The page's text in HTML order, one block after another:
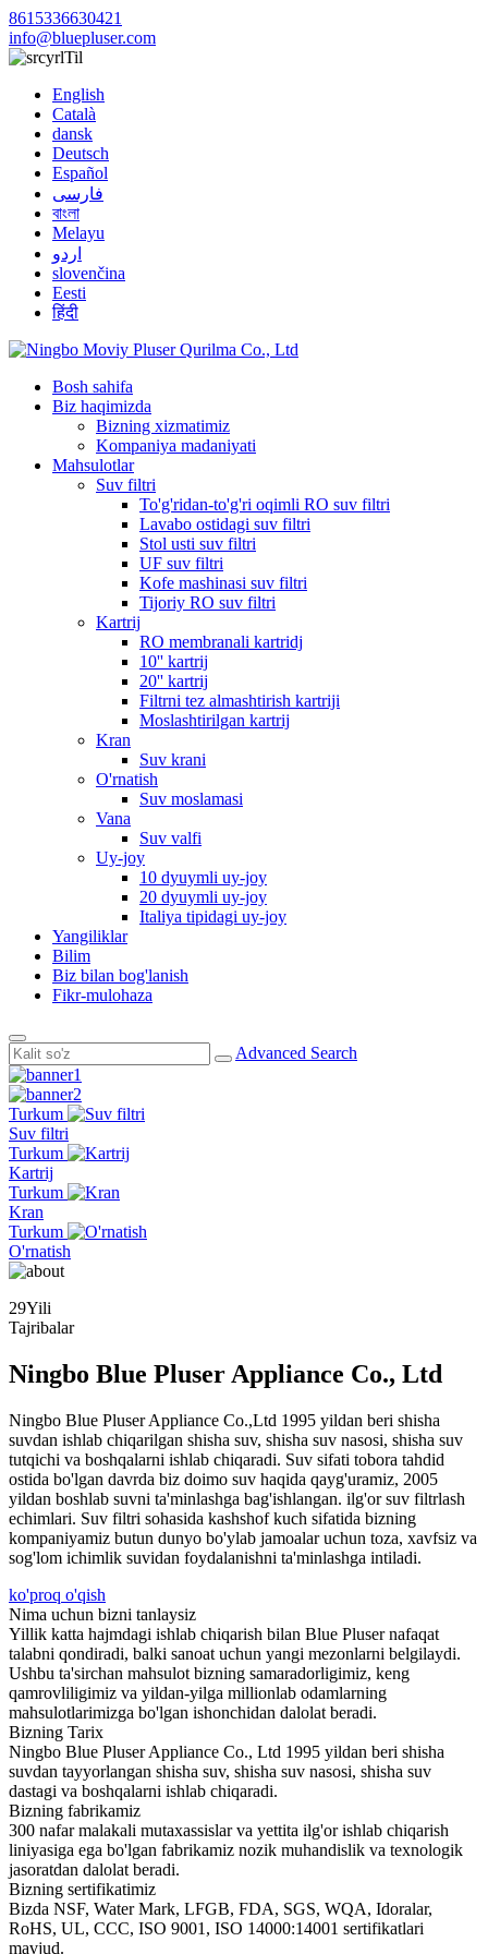
8615336630421
info@bluepluser.com
Til
English
Català
dansk
Deutsch
Español
فارسی
বাংলা
Melayu
اردو
slovenčina
Eesti
हिंदी
Bosh sahifa
Biz haqimizda
Bizning xizmatimiz
Kompaniya madaniyati
Mahsulotlar
Suv filtri
To'g'ridan-to'g'ri oqimli RO suv filtri
Lavabo ostidagi suv filtri
Stol usti suv filtri
UF suv filtri
Kofe mashinasi suv filtri
Tijoriy RO suv filtri
Kartrij
RO membranali kartridj
10'' kartrij
20'' kartrij
Filtrni tez almashtirish kartriji
Moslashtirilgan kartrij
Kran
Suv krani
O'rnatish
Suv moslamasi
Vana
Suv valfi
Uy-joy
10 dyuymli uy-joy
20 dyuymli uy-joy
Italiya tipidagi uy-joy
Yangiliklar
Bilim
Biz bilan bog'lanish
Fikr-mulohaza
Advanced Search
Turkum
Suv filtri
Turkum
Kartrij
Turkum
Kran
Turkum
O'rnatish
29Yili
Tajribalar
Ningbo Blue Pluser Appliance Co., Ltd
Ningbo Blue Pluser Appliance Co.,Ltd 1995 yildan beri shisha
suvdan ishlab chiqarilgan shisha suv, shisha suv nasosi, shisha suv
tutqichi va boshqalarni ishlab chiqaradi. Suv sifati tobora tahdid
ostida bo'lgan davrda biz doimo suv haqida qayg'uramiz, 2005
yildan boshlab suvni ta'minlashga bag'ishlangan. ilg'or suv filtrlash
echimlari. Suv filtri sohasida kashshof kuch sifatida bizning
kompaniyamiz butun dunyo bo'ylab jamoalar uchun toza, xavfsiz va
sog'lom ichimlik suvidan foydalanishni ta'minlashga intiladi.
ko'proq o'qish
Nima uchun bizni tanlaysiz
Yillik katta hajmdagi ishlab chiqarish bilan Blue Pluser nafaqat
talabni qondiradi, balki sanoat uchun yangi mezonlarni belgilaydi.
Ushbu ta'sirchan mahsulot bizning samaradorligimiz, keng
qamrovliligimiz va yildan-yilga millionlab odamlarning
mahsulotlarimizga bo'lgan ishonchidan dalolat beradi.
Bizning Tarix
Ningbo Blue Pluser Appliance Co., Ltd 1995 yildan beri shisha
suvdan tayyorlangan shisha suv, shisha suv nasosi, shisha suv
dastagi va boshqalarni ishlab chiqaradi.
Bizning fabrikamiz
300 nafar malakali mutaxassislar va yettita ilg'or ishlab chiqarish
liniyasiga ega bo'lgan fabrikamiz nozik muhandislik va texnologik
jasoratdan dalolat beradi.
Bizning sertifikatimiz
Bizda NSF, Water Mark, LFGB, FDA, SGS, WQA, Idoralar,
RoHS, UL, CCC, ISO 9001, ISO 14000:14001 sertifikatlari
mavjud.